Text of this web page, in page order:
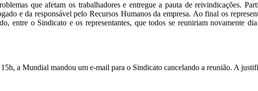
que afetam os trabalhadores e entregue a pauta de reivindicações.
e da responsável pelo Recursos Humanos da empresa. Ao final os
entre o Sindicato e os representantes, que todos se reuniriam novamente
15h, a Mundial mandou um e-mail para o Sindicato cancelando a reunião. A